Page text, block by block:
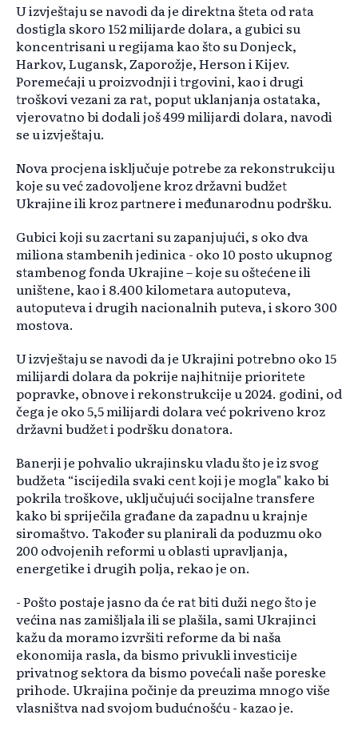
U izvještaju se navodi da je direktna šteta od rata
dostigla skoro 152 milijarde dolara, a gubici su
koncentrisani u regijama kao što su Donjeck,
Harkov, Lugansk, Zaporožje, Herson i Kijev.
Poremećaji u proizvodnji i trgovini, kao i drugi
troškovi vezani za rat, poput uklanjanja ostataka,
vjerovatno bi dodali još 499 milijardi dolara, navodi
se u izvještaju.
Nova procjena isključuje potrebe za rekonstrukciju
koje su već zadovoljene kroz državni budžet
Ukrajine ili kroz partnere i međunarodnu podršku.
Gubici koji su zacrtani su zapanjujući, s oko dva
miliona stambenih jedinica - oko 10 posto ukupnog
stambenog fonda Ukrajine – koje su oštećene ili
uništene, kao i 8.400 kilometara autoputeva,
autoputeva i drugih nacionalnih puteva, i skoro 300
mostova.
U izvještaju se navodi da je Ukrajini potrebno oko 15
milijardi dolara da pokrije najhitnije prioritete
popravke, obnove i rekonstrukcije u 2024. godini, od
čega je oko 5,5 milijardi dolara već pokriveno kroz
državni budžet i podršku donatora.
Banerji je pohvalio ukrajinsku vladu što je iz svog
budžeta “iscijedila svaki cent koji je mogla" kako bi
pokrila troškove, uključujući socijalne transfere
kako bi spriječila građane da zapadnu u krajnje
siromaštvo. Također su planirali da poduzmu oko
200 odvojenih reformi u oblasti upravljanja,
energetike i drugih polja, rekao je on.
- Pošto postaje jasno da će rat biti duži nego što je
većina nas zamišljala ili se plašila, sami Ukrajinci
kažu da moramo izvršiti reforme da bi naša
ekonomija rasla, da bismo privukli investicije
privatnog sektora da bismo povećali naše poreske
prihode. Ukrajina počinje da preuzima mnogo više
vlasništva nad svojom budućnošću - kazao je.